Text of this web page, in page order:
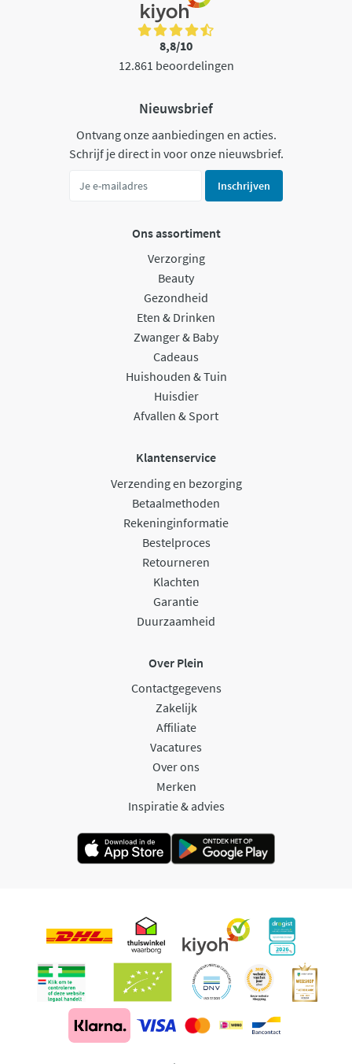
8,8/10
12.861 beoordelingen
Nieuwsbrief
Ontvang onze aanbiedingen en acties.
Schrijf je direct in voor onze nieuwsbrief.
Inschrijven
Ons assortiment
Verzorging
Beauty
Gezondheid
Eten & Drinken
Zwanger & Baby
Cadeaus
Huishouden & Tuin
Huisdier
Afvallen & Sport
Klantenservice
Verzending en bezorging
Betaalmethoden
Rekeninginformatie
Bestelproces
Retourneren
Klachten
Garantie
Duurzaamheid
Over Plein
Contactgegevens
Zakelijk
Affiliate
Vacatures
Over ons
Merken
Inspiratie & advies